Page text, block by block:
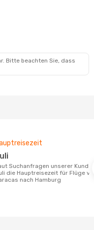
Bitte beachten Sie, dass
Juli
die Hauptreisezeit für Flüge von
nach Hamburg